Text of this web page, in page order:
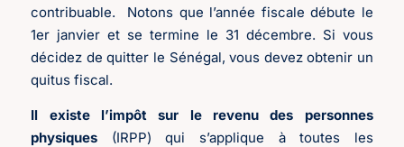
contribuable. Notons que l’année fiscale débute le
1er janvier et se termine le 31 décembre. Si vous
décidez de quitter le Sénégal, vous devez obtenir un
quitus fiscal.
Il existe l’impôt sur le revenu des personnes
physiques (IRPP) qui s’applique à toutes les